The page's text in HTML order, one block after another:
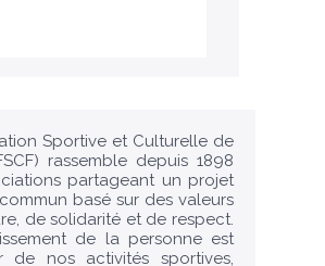
Sportive et Culturelle de
rassemble depuis 1898
partageant un projet
basé sur des valeurs
de solidarité et de respect.
de la personne est
nos activités sportives,